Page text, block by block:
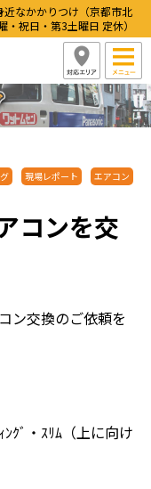
なかかりつけ（京都市北
祝日・第3土曜日 定休）
現場レポート エアコン
コンを交
ン交換のご依頼を
ｸﾞ・ｽﾘﾑ（上に向け